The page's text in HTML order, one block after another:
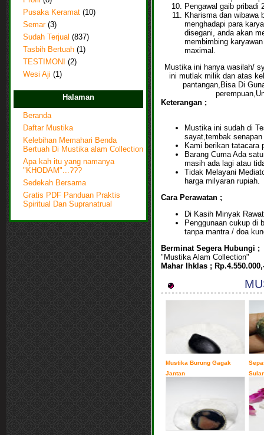
Pusaka Keramat (10)
Semar (3)
Sudah Terjual (837)
Tasbih Bertuah (1)
TESTIMONI
(2)
Wesi Aji (1)
Halaman
Beranda
Daftar Mustika
Kelebihan Memahari Benda
Bertuah Di Mustika alam Collection
Apa kah itu yang namanya
"KHODAM"...???
Sedekah Bersama
Gratis PDF Panduan Praktis
Spiritual Dan Supranatrual
Pengawal gaib pribadi
Kharisma dan wibawa
menghadapi para
disegani, anda akan
membimbing
maximal.
Mustikaini hanya wasilah/
ini mutlak milik dan atas
pantangan,Bisa Di
Keterangan ;
Mustika ini sudah di
sayat,tembak senapan
Kami berikan tatacara
Barang Cuma Ada
masih ada lagi atau
Tidak Melayani
harga milyaran rupiah.
Cara Perawatan ;
Di Kasih Minyak
Penggunaan cukup di
tanpa mantra / doa
Berminat Segera Hubungi ;
"Mustika Alam Collection"
Mahar Ihklas ;
Mustika Burung Gagak
Jantan